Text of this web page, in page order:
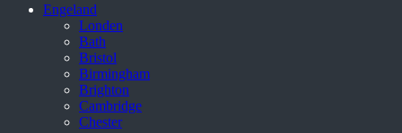
Engeland
Londen
Bath
Bristol
Birmingham
Brighton
Cambridge
Chester